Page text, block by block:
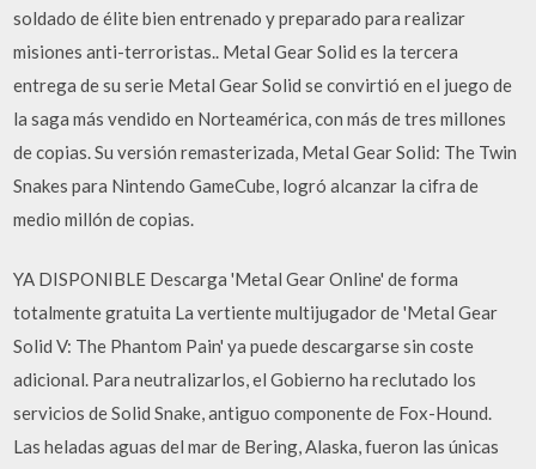
soldado de élite bien entrenado y preparado para realizar
misiones anti-terroristas.. Metal Gear Solid es la tercera
entrega de su serie Metal Gear Solid se convirtió en el juego de
la saga más vendido en Norteamérica, con más de tres millones
de copias. Su versión remasterizada, Metal Gear Solid: The Twin
Snakes para Nintendo GameCube, logró alcanzar la cifra de
medio millón de copias.
YA DISPONIBLE Descarga 'Metal Gear Online' de forma
totalmente gratuita La vertiente multijugador de 'Metal Gear
Solid V: The Phantom Pain' ya puede descargarse sin coste
adicional. Para neutralizarlos, el Gobierno ha reclutado los
servicios de Solid Snake, antiguo componente de Fox-Hound.
Las heladas aguas del mar de Bering, Alaska, fueron las únicas